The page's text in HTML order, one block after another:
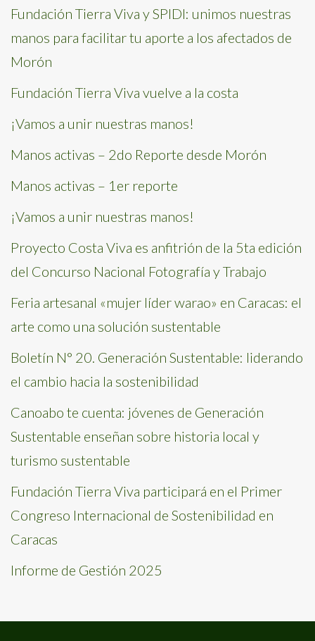
Fundación Tierra Viva y SPIDI: unimos nuestras
manos para facilitar tu aporte a los afectados de
Morón
Fundación Tierra Viva vuelve a la costa
¡Vamos a unir nuestras manos!
Manos activas – 2do Reporte desde Morón
Manos activas – 1er reporte
¡Vamos a unir nuestras manos!
Proyecto Costa Viva es anfitrión de la 5ta edición
del Concurso Nacional Fotografía y Trabajo
Feria artesanal «mujer líder warao» en Caracas: el
arte como una solución sustentable
Boletín N° 20. Generación Sustentable: liderando
el cambio hacia la sostenibilidad
Canoabo te cuenta: jóvenes de Generación
Sustentable enseñan sobre historia local y
turismo sustentable
Fundación Tierra Viva participará en el Primer
Congreso Internacional de Sostenibilidad en
Caracas
Informe de Gestión 2025